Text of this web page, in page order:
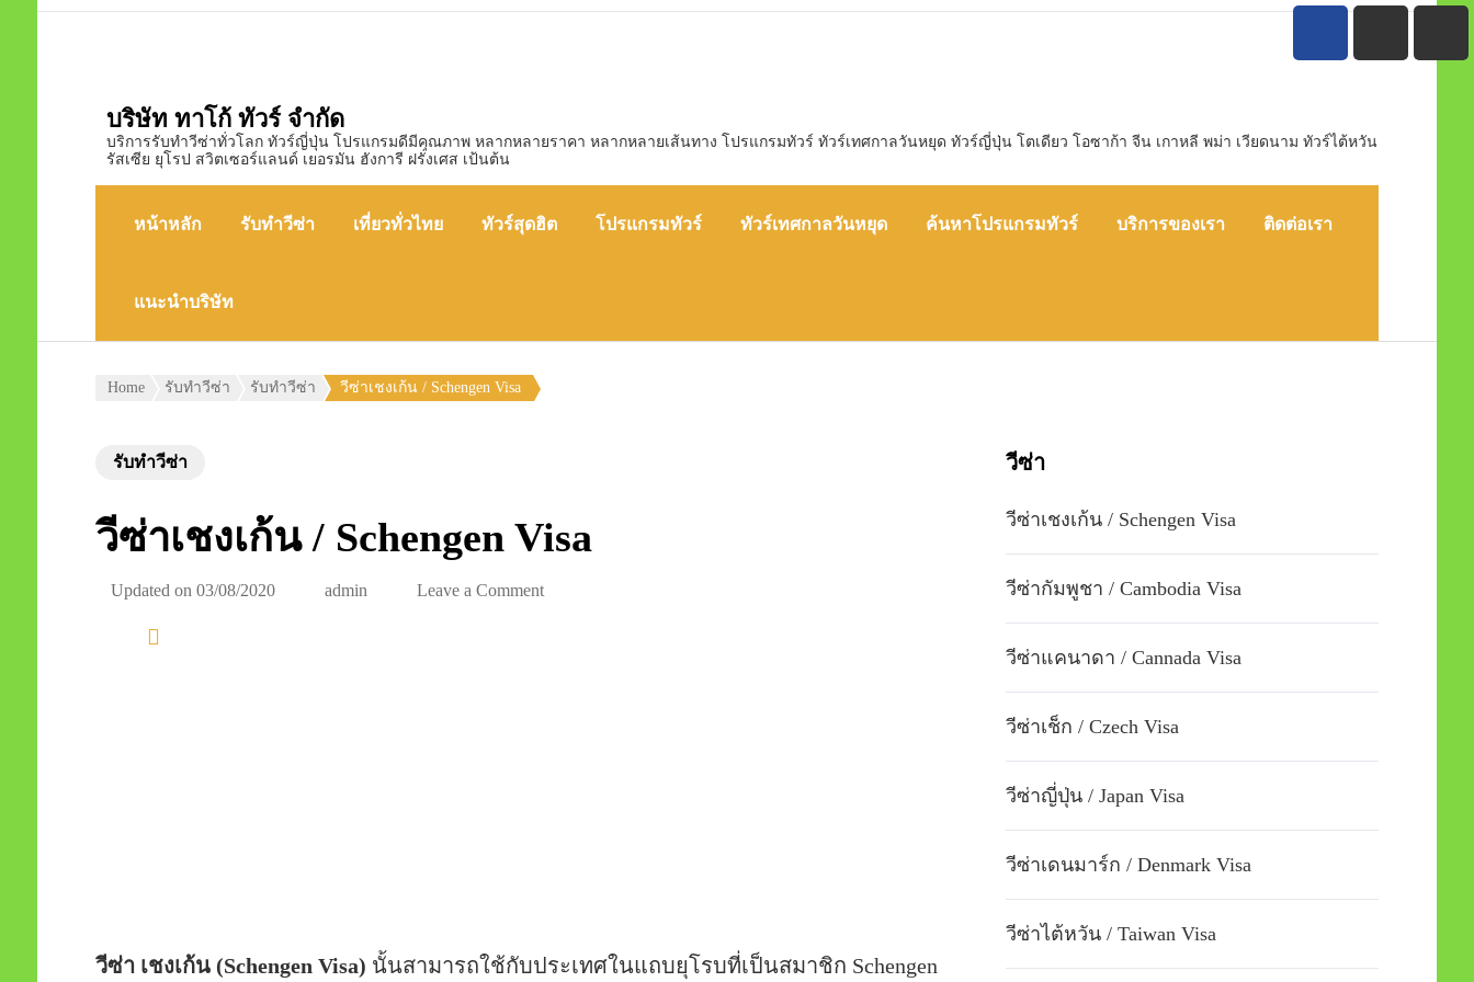
บริษัท ทาโก้ ทัวร์ จำกัด
บริการรับทำวีซ่าทั่วโลก ทัวร์ญี่ปุ่น โปรแกรมดีมีคุณภาพ หลากหลายราคา หลากหลายเส้นทาง โปรแกรมทัวร์ ทัวร์เทศกาลวันหยุด ทัวร์ญี่ปุ่น โตเดียว โอซาก้า จีน เกาหลี พม่า เวียดนาม ทัวร์ไต้หวัน
รัสเซีย ยุโรป สวิตเซอร์แลนด์ เยอรมัน ฮังการี ฝรั่งเศส เป้นต้น
หน้าหลัก รับทำวีซ่า เที่ยวทั่วไทย ทัวร์สุดฮิต โปรแกรมทัวร์ ทัวร์เทศกาลวันหยุด ค้นหาโปรแกรมทัวร์ บริการของเรา ติดต่อเรา
แนะนำบริษัท
Home รับทำวีซ่า รับทำวีซ่า วีซ่าเชงเก้น / Schengen Visa
รับทำวีซ่า
วีซ่าเชงเก้น / Schengen Visa
Updated on 03/08/2020 admin Leave a Commenton
วีซ่า เชงเก้น (Schengen Visa) นั้นสามารถใช้กับประเทศในแถบยุโรบที่เป็นสมาชิก Schengen
วีซ่า
วีซ่าเชงเก้น / Schengen Visa
วีซ่ากัมพูชา / Cambodia Visa
วีซ่าแคนาดา / Cannada Visa
วีซ่าเช็ก / Czech Visa
วีซ่าญี่ปุ่น / Japan Visa
วีซ่าเดนมาร์ก / Denmark Visa
วีซ่าไต้หวัน / Taiwan Visa